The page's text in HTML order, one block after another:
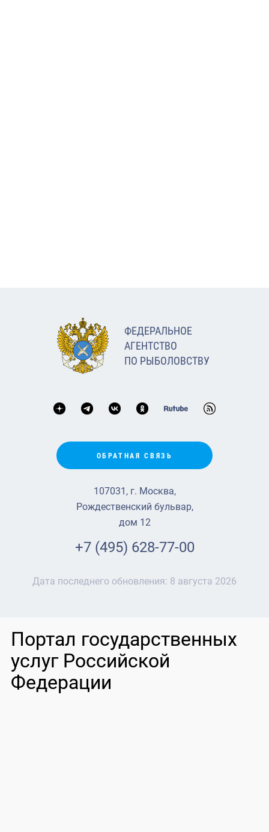
ФЕДЕРАЛЬНОЕ
АГЕНТСТВО
ПО РЫБОЛОВСТВУ
ОБРАТНАЯ СВЯЗЬ
107031, г. Москва,
Рождественский бульвар,
дом 12
+7 (495) 628-77-00
Дата последнего обновления: 8 августа 2026
Портал государственных
услуг Российской
Федерации